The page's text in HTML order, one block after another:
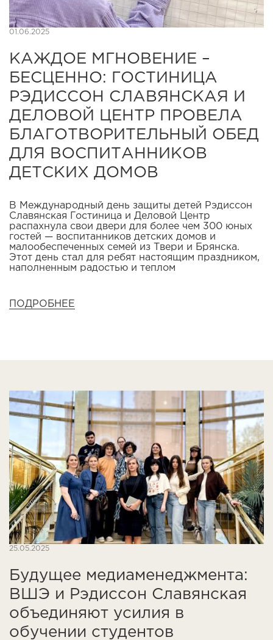
01.06.2025
КАЖДОЕ МГНОВЕНИЕ –
БЕСЦЕННО: ГОСТИНИЦА
РЭДИССОН СЛАВЯНСКАЯ И
ДЕЛОВОЙ ЦЕНТР ПРОВЕЛА
БЛАГОТВОРИТЕЛЬНЫЙ ОБЕД
ДЛЯ ВОСПИТАННИКОВ
ДЕТСКИХ ДОМОВ
В Международный день защиты детей Рэдиссон
Славянская Гостиница и Деловой Центр
распахнула свои двери для более чем 300 юных
гостей — воспитанников детских домов и
малообеспеченных семей из Твери и Брянска.
Этот день стал для ребят настоящим праздником,
наполненным радостью и теплом
ПОДРОБНЕЕ
25.05.2025
Будущее медиаменеджмента:
ВШЭ и Рэдиссон Славянская
объединяют усилия в
обучении студентов